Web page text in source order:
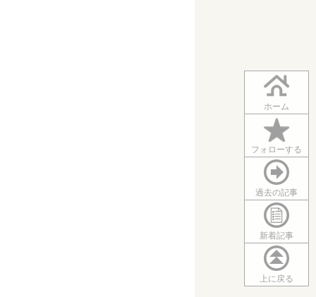
ホーム
フォローする
過去の記事
新着記事
上に戻る